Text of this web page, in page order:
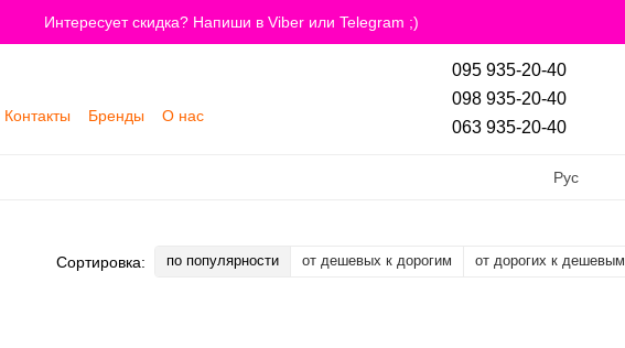
Интересует скидка? Напиши в Viber или Telegram ;)
Контакты Бренды О нас
095 935-20-40
098 935-20-40
063 935-20-40
Рус
Сортировка: по популярности от дешевых к дорогим от дорогих к дешевым